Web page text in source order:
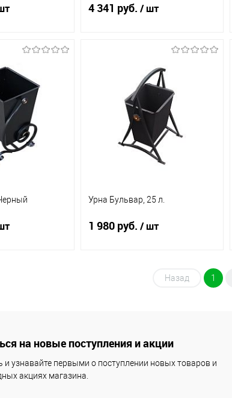
К
сравнению
Под заказ
4 341 руб. / шт
Купить в 1 клик
К
сравнению
В избранное
Под заказ
Под заказ
Урна Бульвар, 25 л.
1 980 руб. / шт
Под заказ
В избранное
Под заказ
Назад 1
на новые поступления и акции
и узнавайте первыми о поступлении новых товаров и
акциях магазина.